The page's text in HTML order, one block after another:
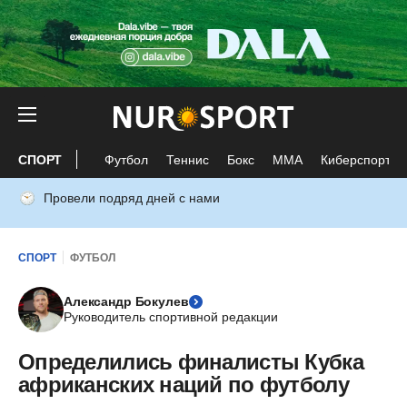
СПОРТ Футбол Теннис Бокс ММА Киберспорт
Провели подряд дней с нами
СПОРТ ФУТБОЛ
Александр Бокулев
Руководитель спортивной редакции
Определились финалисты Кубка
африканских наций по футболу